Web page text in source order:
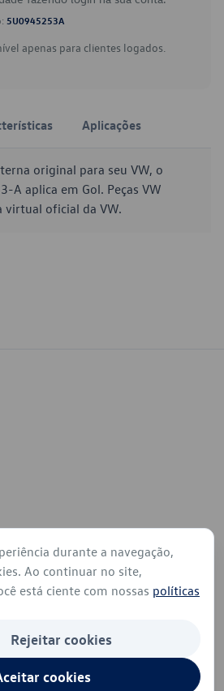
5U0945253A
apenas para clientes logados.
Aplicações
original para seu VW, o
A aplica em Gol. Peças VW
virtual oficial da VW.
durante a navegação,
Ao continuar no site,
está ciente com nossas políticas
Rejeitar cookies
cookies